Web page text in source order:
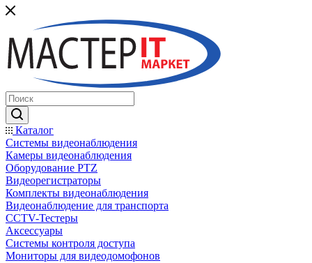
Каталог
Системы видеонаблюдения
Камеры видеонаблюдения
Оборудование PTZ
Видеорегистраторы
Комплекты видеонаблюдения
Видеонаблюдение для транспорта
CCTV-Тестеры
Аксессуары
Системы контроля доступа
Мониторы для видеодомофонов